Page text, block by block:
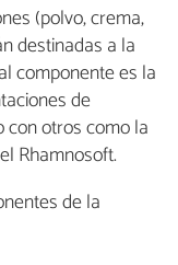
(polvo, crema,
destinadas a la
componente es la
de
otros como la
Rhamnosoft.
de la